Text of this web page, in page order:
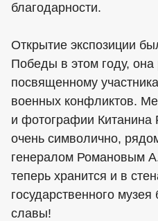
благодарности.
Открытие экспозиции
Победы в этом году, она
посвященному
военных конфликтов.
и фотографии
очень символично,
генералом Романовым
теперь хранится и в
государственного
славы!